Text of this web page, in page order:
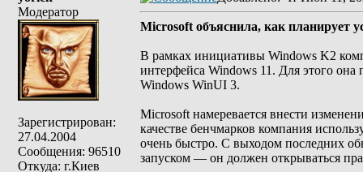
Модератор
Зарегистрирован:
27.04.2004
Сообщения: 96510
Откуда: г.Киев
Microsoft объяснила, как планирует
В рамках инициативы Windows K2
интерфейса Windows 11. Для этого она
Windows WinUI 3.
Microsoft намеревается внести
качестве бенчмарков компания
очень быстро. С выходом последних
запуском — он должен открываться